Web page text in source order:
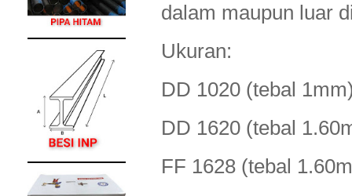
dalam maupun luar
Ukuran:
DD 1020 (tebal
DD 1620 (tebal
FF 1628 (tebal